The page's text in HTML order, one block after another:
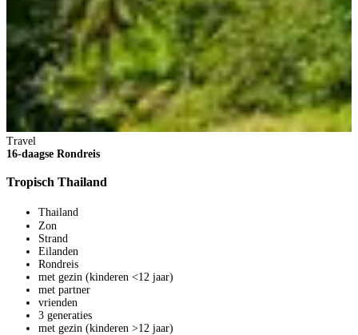
Travel
16-daagse Rondreis
Tropisch Thailand
Thailand
Zon
Strand
Eilanden
Rondreis
met gezin (kinderen <12 jaar)
met partner
vrienden
3 generaties
met gezin (kinderen >12 jaar)